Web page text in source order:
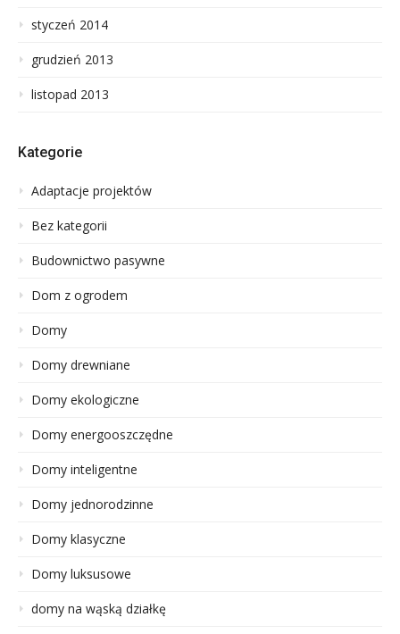
styczeń 2014
grudzień 2013
listopad 2013
Kategorie
Adaptacje projektów
Bez kategorii
Budownictwo pasywne
Dom z ogrodem
Domy
Domy drewniane
Domy ekologiczne
Domy energooszczędne
Domy inteligentne
Domy jednorodzinne
Domy klasyczne
Domy luksusowe
domy na wąską działkę